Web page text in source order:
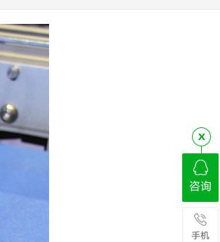
咨询
手机